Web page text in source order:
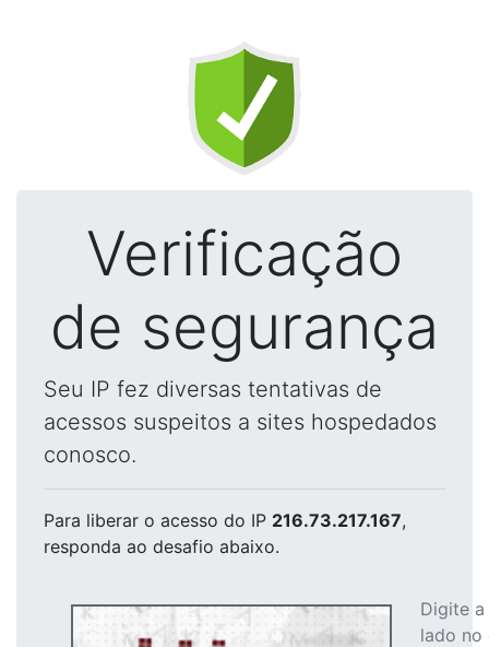
Verificação
de segurança
Seu IP fez diversas tentativas de
acessos suspeitos a sites hospedados
conosco.
Para liberar o acesso do IP 216.73.217.167,
responda ao desafio abaixo.
Digite
lado no